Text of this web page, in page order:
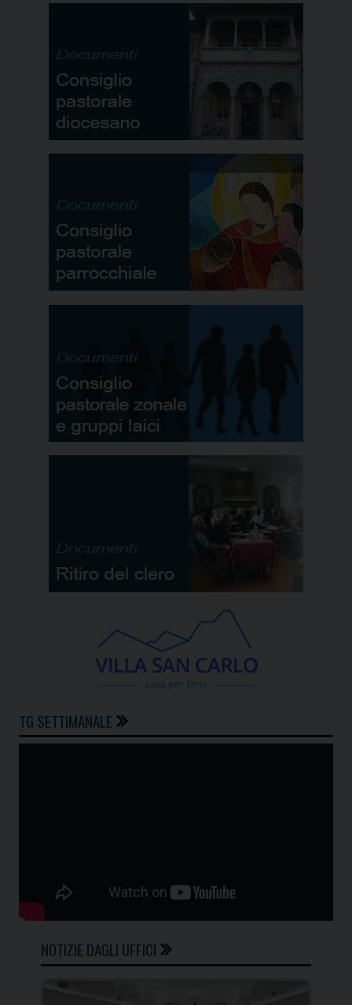
TG SETTIMANALE
NOTIZIE DAGLI UFFICI